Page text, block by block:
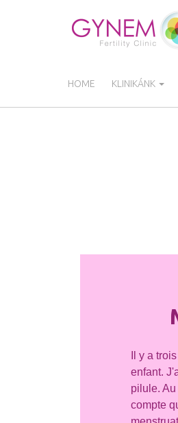
HOME KLINIKÁNK
Il y a
enfant.
pilule.
compte